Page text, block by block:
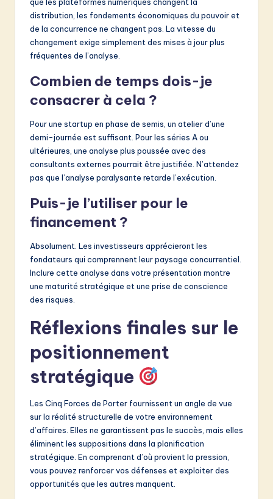
distribution, les fondements économiques du pouvoir et
de la concurrence ne changent pas. La vitesse du
changement exige simplement des mises à jour plus
fréquentes de l’analyse.
Combien de temps dois-je
consacrer à cela ?
Pour une startup en phase de semis, un atelier d’une
demi-journée est suffisant. Pour les séries A ou
ultérieures, une analyse plus poussée avec des
consultants externes pourrait être justifiée. N’attendez
pas que l’analyse paralysante retarde l’exécution.
Puis-je l’utiliser pour le
financement ?
Absolument. Les investisseurs apprécieront les
fondateurs qui comprennent leur paysage concurrentiel.
Inclure cette analyse dans votre présentation montre
une maturité stratégique et une prise de conscience
des risques.
Réflexions finales sur le
positionnement
stratégique
Les Cinq Forces de Porter fournissent un angle de vue
sur la réalité structurelle de votre environnement
d’affaires. Elles ne garantissent pas le succès, mais elles
éliminent les suppositions dans la planification
stratégique. En comprenant d’où provient la pression,
vous pouvez renforcer vos défenses et exploiter des
opportunités que les autres manquent.